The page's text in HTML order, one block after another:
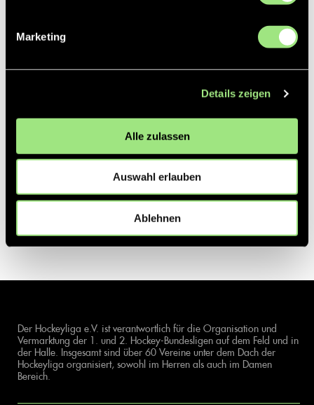
Marketing
Details zeigen
Alle zulassen
Auswahl erlauben
Ablehnen
Der Hockeyliga e.V. ist verantwortlich für die Organisation und
Vermarktung der 1. und 2. Hockey-Bundesligen auf dem Feld und in
der Halle. Insgesamt sind über 60 Vereine unter dem Dach der
Hockeyliga organisiert, sowohl im Herren als auch im Damen
Bereich.